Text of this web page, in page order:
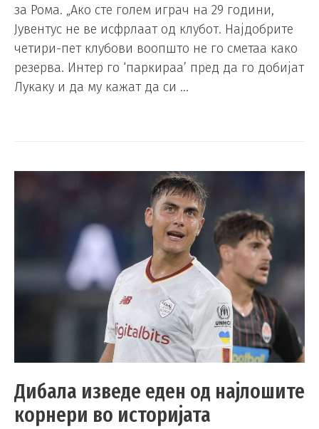
за Рома. „Ако сте голем играч на 29 години,
Јувентус не ве исфрлаат од клубот. Најдобрите
четири-пет клубови воопшто не го сметаа како
резерва. Интер го ‘паркираа’ пред да го добијат
Лукаку и да му кажат да си …
Дибала изведе еден од најлошите
корнери во историјата